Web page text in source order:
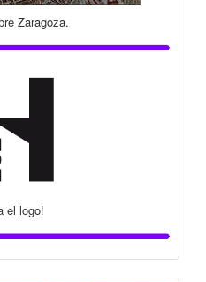
Zaragoza.
el logo!